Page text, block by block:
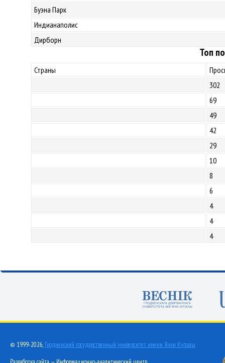
Буэна Парк
Индианаполис
Дирборн
Топ
Страны
302
69
49
42
29
10
8
6
4
4
4
© 1999-2026, Гродненский государственный университет имени Янки Купалы